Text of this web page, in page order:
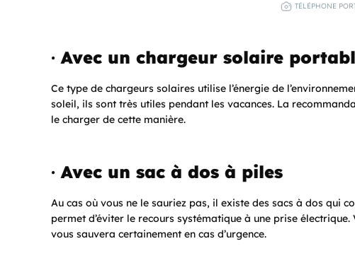
TÉLÉPHONE
· Avec un chargeur solaire
Ce type de chargeurs solaires utilise l’énergie de
soleil, ils sont très utiles pendant les vacances. La
le charger de cette manière.
· Avec un sac à dos à piles
Au cas où vous ne le sauriez pas, il existe des sacs à dos qui
permet d’éviter le recours systématique à une prise
vous sauvera certainement en cas d’urgence.